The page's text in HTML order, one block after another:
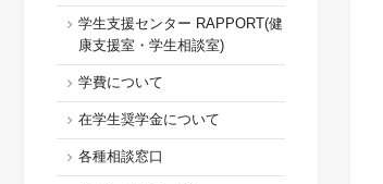
学生支援センター RAPPORT(健
康支援室・学生相談室)
学費について
在学生奨学金について
各種相談窓口